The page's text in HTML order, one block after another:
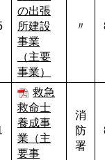
の出張
所建設
事業
（主要
事業）
〃
救急
救命士
養成事
業（主
要事
消
防
署